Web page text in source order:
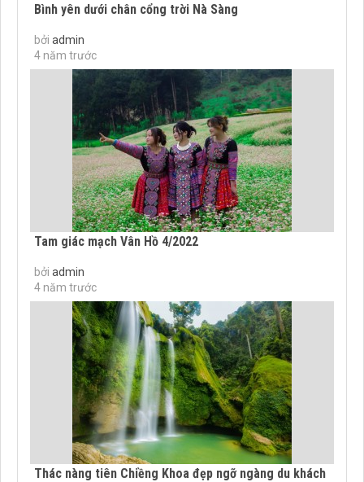
Bình yên dưới chân cổng trời Nà Sàng
bởi admin
4 năm trước
Tam giác mạch Vân Hồ 4/2022
bởi admin
4 năm trước
Thác nàng tiên Chiềng Khoa đẹp ngỡ ngàng du khách